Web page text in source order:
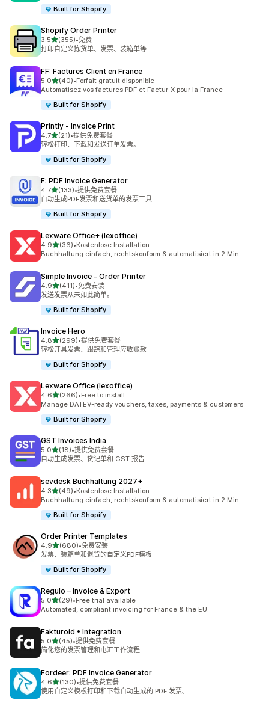
Built for Shopify
Shopify Order Printer
3.5星（满分 5 星）
(355)
总共 355 条评论
•免费
打印自定义拣货单、发票、装箱单等
FF: Factures Client en France
5.0星（满分 5 星）
(40)
总共 40 条评论
•Forfait gratuit disponible
Automatisez vos factures PDF et Factur-X pour la France
Built for Shopify
Printly ‑ Invoice Print
4.7星（满分 5 星）
(21)
总共 21 条评论
•提供免费套餐
轻松打印、下载和发送订单发票。
Built for Shopify
F: PDF Invoice Generator
4.7星（满分 5 星）
(133)
总共 133 条评论
•提供免费套餐
自动生成PDF发票和送货单的发票工具
Built for Shopify
Lexware Office+ (lexoffice)
4.9星（满分 5 星）
(36)
总共 36 条评论
•Kostenlose Installation
Buchhaltung einfach, rechtskonform & automatisiert in 2 Min.
Simple Invoice ‑ Order Printer
4.9星（满分 5 星）
(411)
总共 411 条评论
•免费安装
发送发票从未如此简单。
Built for Shopify
Invoice Hero
4.8星（满分 5 星）
(299)
总共 299 条评论
•提供免费套餐
轻松开具发票、跟踪和管理应收账款
Built for Shopify
Lexware Office (lexoffice)
4.6星（满分 5 星）
(266)
总共 266 条评论
•Free to install
Manage DATEV-ready vouchers, taxes, payments & customers
Built for Shopify
GST Invoices India
5.0星（满分 5 星）
(18)
总共 18 条评论
•提供免费套餐
自动生成发票、贷记单和 GST 报告
sevdesk Buchhaltung 2027+
4.3星（满分 5 星）
(49)
总共 49 条评论
•Kostenlose Installation
Buchhaltung einfach, rechtskonform & automatisiert in 2 Min.
Built for Shopify
Order Printer Templates
4.9星（满分 5 星）
(680)
总共 680 条评论
•免费安装
发票、装箱单和退货的自定义PDF模板
Built for Shopify
Regulo – Invoice & Export
5.0星（满分 5 星）
(29)
总共 29 条评论
•Free trial available
Automated, compliant invoicing for France & the EU.
Fakturoid • Integration
5.0星（满分 5 星）
(45)
总共 45 条评论
•提供免费套餐
简化您的发票管理和电汇工作流程
Fordeer: PDF Invoice Generator
4.6星（满分 5 星）
(130)
总共 130 条评论
•提供免费套餐
使用自定义模板打印和下载自动生成的 PDF 发票。